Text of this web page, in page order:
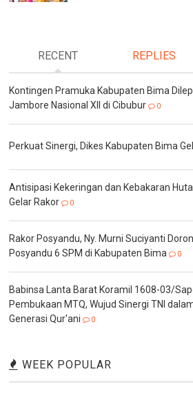
RECENT REPLIES
Kontingen Pramuka Kabupaten Bima
Jambore Nasional XII di Cibubur
0
Perkuat Sinergi, Dikes Kabupaten Bima
Antisipasi Kekeringan dan Kebakaran
Gelar Rakor
0
Rakor Posyandu, Ny. Murni Suciyanti
Posyandu 6 SPM di Kabupaten Bima
0
Babinsa Lanta Barat Koramil 1608-03/
Pembukaan MTQ, Wujud Sinergi TNI
Generasi Qur'ani
0
WEEK POPULAR